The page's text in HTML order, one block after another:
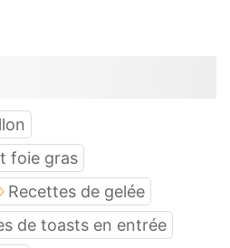
foie gras
Recettes de gelée
de toasts en entrée